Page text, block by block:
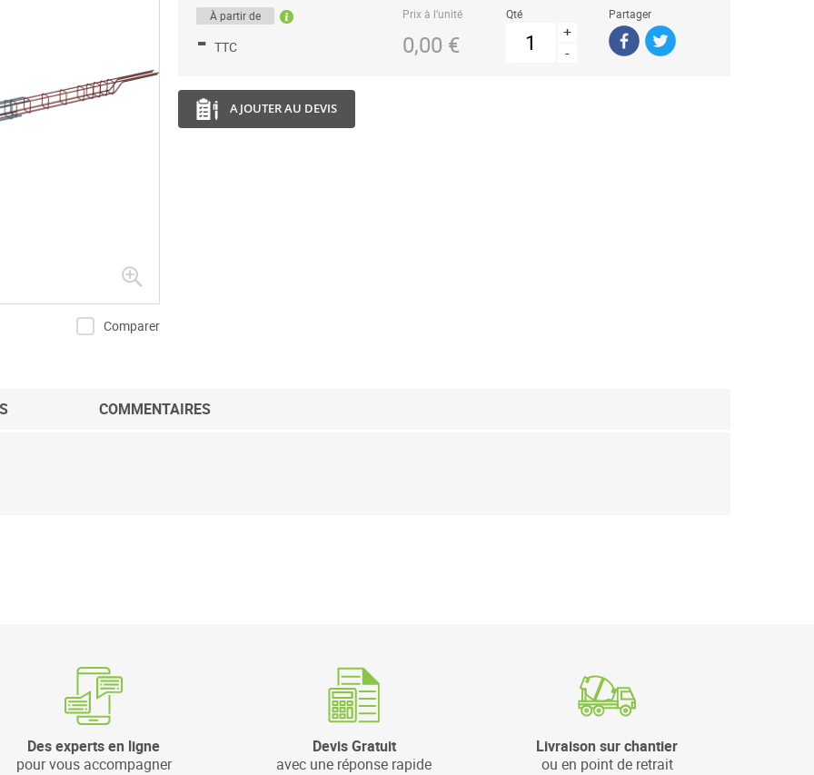
Comparer
À partir de
- TTC
Prix à l’unité
0,00 €
Qté
+
-
Partager
AJOUTER AU DEVIS
COMMENTAIRES
Des experts en ligne
pour vous accompagner
Devis Gratuit
avec une réponse rapide
Livraison sur chantier
ou en point de retrait